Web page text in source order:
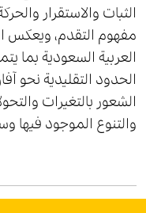
الثبات والاستقرار
مفهوم التقدم، ويعكس
العربية السعودية بما
الحدود التقليدية نحو
الشعور بالتغيرات
والتنوع الموجود فيها